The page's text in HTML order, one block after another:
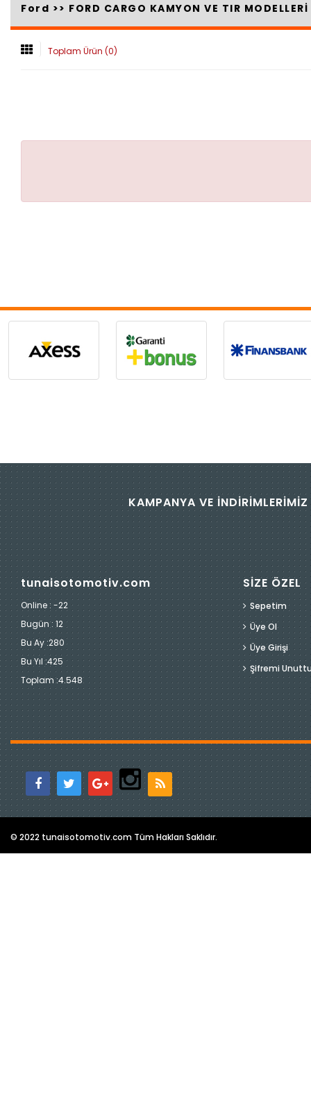
Ford >> FORD CARGO KAMYON VE TIR MODELLERİ
Toplam Ürün (0)
KAMPANYA VE
tunaisotomotiv.com
Online : -22
Bugün : 12
Bu Ay :280
Bu Yıl :425
Toplam :4.548
SİZE ÖZEL
Sepetim
Üye Ol
Üye Girişi
Şifremi
© 2022 tunaisotomotiv.com Tüm Hakları Saklıdır.